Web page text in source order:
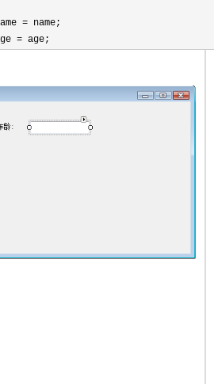
= name;
= age;